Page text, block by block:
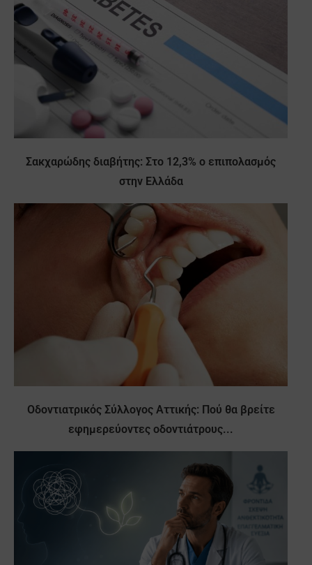
Σακχαρώδης διαβήτης: Στο 12,3% ο επιπολασμός
στην Ελλάδα
Οδοντιατρικός Σύλλογος Αττικής: Πού θα βρείτε
εφημερεύοντες οδοντιάτρους...